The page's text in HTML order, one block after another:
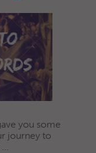
you some
journey to